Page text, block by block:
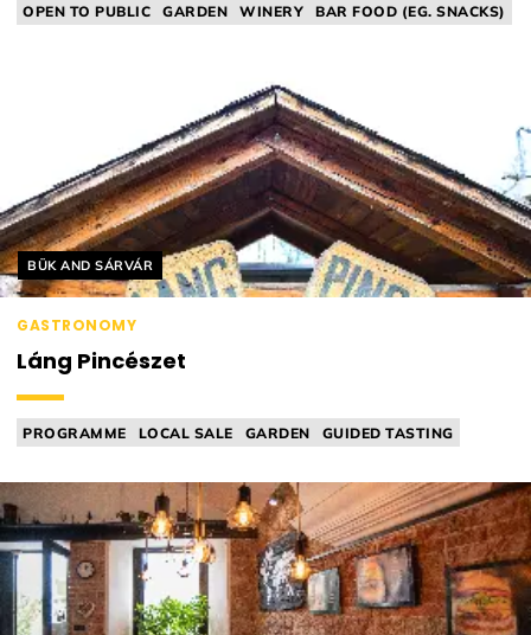
OPEN TO PUBLIC GARDEN WINERY
BAR FOOD (EG. SNACKS)
Helyszín címkék:
BÜK AND SÁRVÁR
GASTRONOMY
Láng Pincészet
PROGRAMME LOCAL SALE GARDEN
GUIDED TASTING